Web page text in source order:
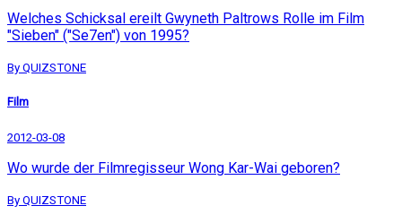
Welches Schicksal ereilt Gwyneth Paltrows Rolle im Film
"Sieben" ("Se7en") von 1995?
By QUIZSTONE
Film
2012-03-08
Wo wurde der Filmregisseur Wong Kar-Wai geboren?
By QUIZSTONE